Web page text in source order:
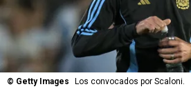
© Getty Images Los convocados por Scaloni.